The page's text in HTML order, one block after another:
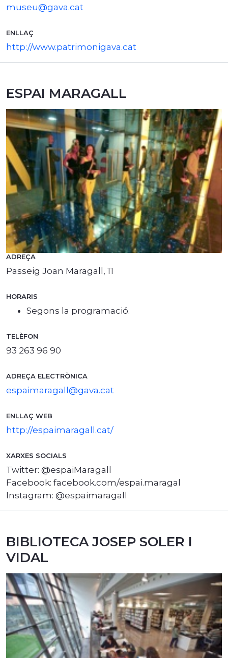
museu@gava.cat
ENLLAÇ
http://www.patrimonigava.cat
ESPAI MARAGALL
ADREÇA
Passeig Joan Maragall, 11
HORARIS
Segons la programació.
TELÈFON
93 263 96 90
ADREÇA ELECTRÒNICA
espaimaragall@gava.cat
ENLLAÇ WEB
http://espaimaragall.cat/
XARXES SOCIALS
Twitter: @espaiMaragall
Facebook: facebook.com/espai.maragal
Instagram: @espaimaragall
BIBLIOTECA JOSEP SOLER I
VIDAL